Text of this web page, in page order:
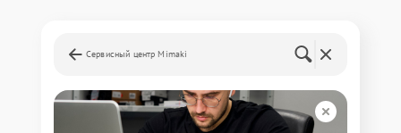
Сервисный центр Mimaki